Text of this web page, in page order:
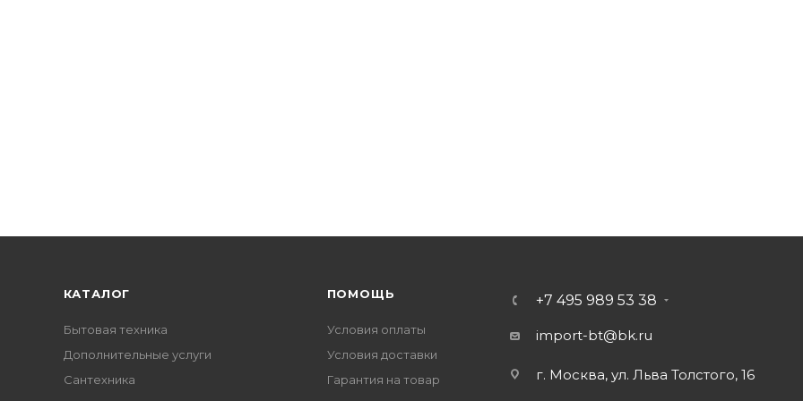
КАТАЛОГ
Бытовая техника
Дополнительные услуги
Сантехника
ПОМОЩЬ
Условия оплаты
Условия доставки
Гарантия на товар
+7 495 989 53 38
import-bt@bk.ru
г. Москва, ул. Льва Толстого, 16